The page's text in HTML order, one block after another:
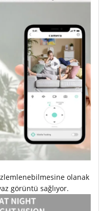
olanak
görüntü sağlıyor.